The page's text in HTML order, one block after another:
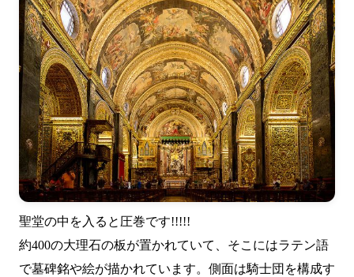
聖堂の中を入ると圧巻です!!!!!
約400の大理石の板が置かれていて、そこにはラテン語
で墓碑銘や絵が描かれています。側面は騎士団を構成す